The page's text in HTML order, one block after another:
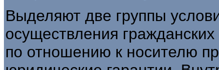
Выделяют две группы
осуществления
по отношению к носителю